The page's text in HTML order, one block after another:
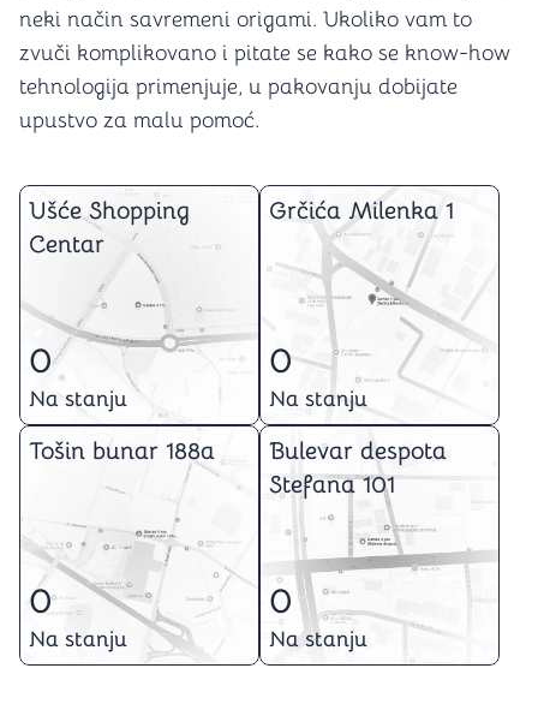
neki način savremeni origami. Ukoliko vam to
zvuči komplikovano i pitate se kako se know-how
tehnologija primenjuje, u pakovanju dobijate
upustvo za malu pomoć.
Ušće Shopping
Centar
0
Na stanju
Grčića Milenka 1
0
Na stanju
Tošin bunar 188a
0
Na stanju
Bulevar despota
Stefana 101
0
Na stanju